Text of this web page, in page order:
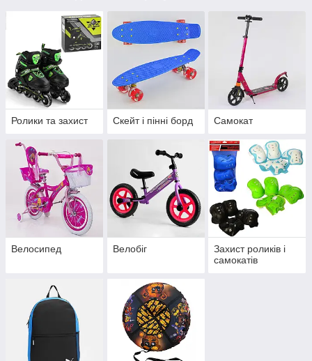
Ролики та захист Скейт і пінні борд Самокат
Велосипед Велобіг
Захист роликів і
самокатів